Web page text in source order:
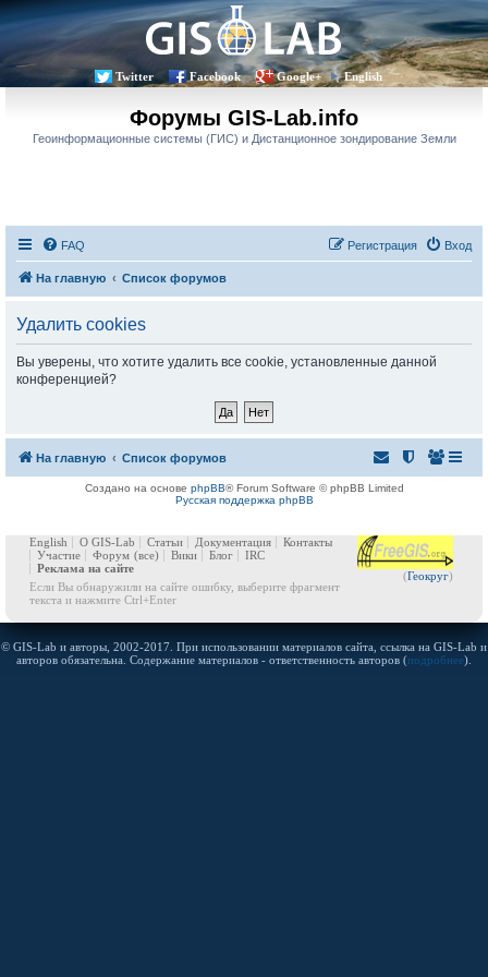
Twitter Facebook Google+ English
Форумы GIS-Lab.info
Геоинформационные системы (ГИС) и Дистанционное зондирование Земли
FAQ Вход
Регистрация
На главную Список форумов
Удалить cookies
Вы уверены, что хотите удалить все cookie, установленные данной
конференцией?
На главную Список форумов
Создано на основе phpBB® Forum Software © phpBB Limited
Русская поддержка phpBB
(Геокруг)
English О GIS-Lab Статьи Документация
Контакты
Участие
Форум (все) Вики Блог
IRC
Реклама на сайте
Если Вы обнаружили на сайте ошибку, выберите фрагмент
текста и нажмите Ctrl+Enter
© GIS-Lab и авторы, 2002-2017. При использовании материалов сайта, ссылка на GIS-Lab и
авторов обязательна. Содержание материалов - ответственность авторов (подробнее).